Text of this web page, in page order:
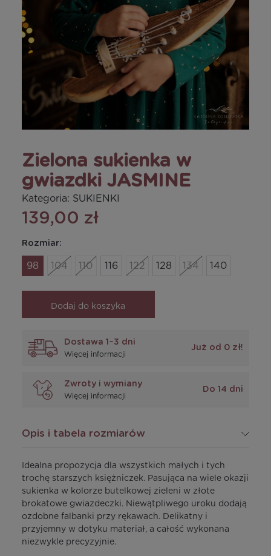
Zielona sukienka w
gwiazdki JASMINE
Kategoria: SUKIENKI
139,00 zł
Rozmiar:
98 104 110 116 122 128 134 140
Dodaj do koszyka
Dostawa 1–3 dni
Więcej informacji
Już od 0 zł!
Zwroty i wymiany
Więcej informacji
Do 14 dni
Opis i tabela rozmiarów
Idealna propozycja dla wszystkich małych i tych
trochę starszych księżniczek. Pasująca na wiele okazji
sukienka w kolorze butelkowej zieleni w złote
brokatowe gwiazdeczki. Niewątpliwego uroku dodają
ozdobne falbanki przy rękawach. Delikatny i
przyjemny w dotyku materiał, a całość wykonana
niezwykle precyzyjnie.